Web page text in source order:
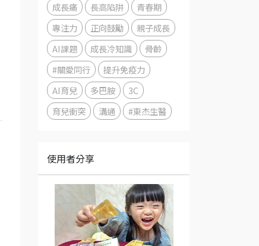
成長痛
長高陷阱
青春期
專注力
正向鼓勵
親子成長
AI課題
成長冷知識
骨齡
#關愛同行
提升免疫力
AI育兒
多巴胺
3C
育兒衝突
溝通 #東杰生醫
使用者分享